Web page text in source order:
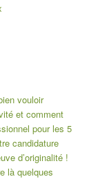
vouloir
et comment
pour les 5
candidature
d’originalité !
làquelques